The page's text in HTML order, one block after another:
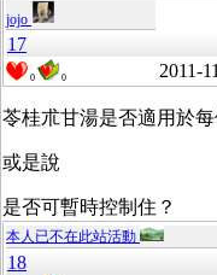
jojo
17
0 0 2011-
苓桂朮甘湯是否適用於
或是說
是否可暫時控制住？
本人已不在此站活動
18